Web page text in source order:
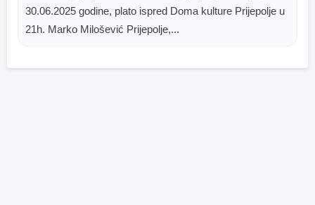
30.06.2025 godine, plato ispred Doma kulture Prijepolje u
21h. Marko Milošević Prijepolje,...